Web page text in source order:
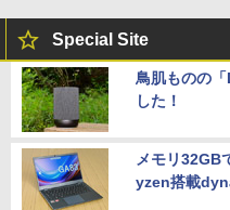
Special Site
鳥肌ものの
した！
メモリ32GB
yzen搭載